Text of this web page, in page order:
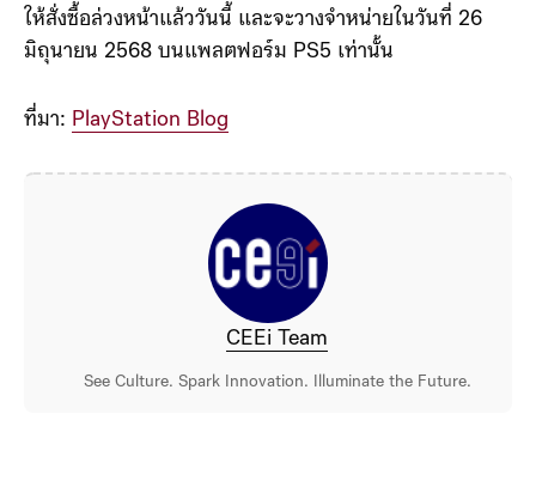
ให้สั่งซื้อล่วงหน้าแล้ววันนี้ และจะวางจำหน่ายในวันที่ 26
มิถุนายน 2568 บนแพลตฟอร์ม PS5 เท่านั้น
ที่มา: PlayStation Blog
CEEi Team
See Culture. Spark Innovation. Illuminate the Future.